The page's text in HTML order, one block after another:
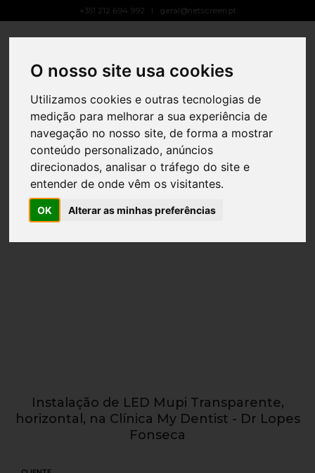
O nosso site usa cookies
Utilizamos cookies e outras tecnologias de
medição para melhorar a sua experiência de
navegação no nosso site, de forma a mostrar
conteúdo personalizado, anúncios
direcionados, analisar o tráfego do site e
entender de onde vêm os visitantes.
OK Alterar as minhas preferências
+351 212 694 992 geral@netscreen.pt
Instalação de LED Mupi Transparente,
horizontal, na Clínica My Dentist - Dr Lopes
Fonseca